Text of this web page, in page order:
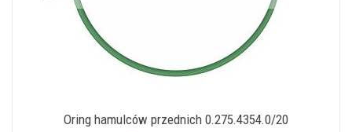
Oring hamulców przednich 0.275.4354.0/20